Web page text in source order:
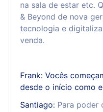
na sala de estar etc.
& Beyond de nova
tecnologia e
venda.
Frank: Vocês
desde o início como
Santiago: Para poder